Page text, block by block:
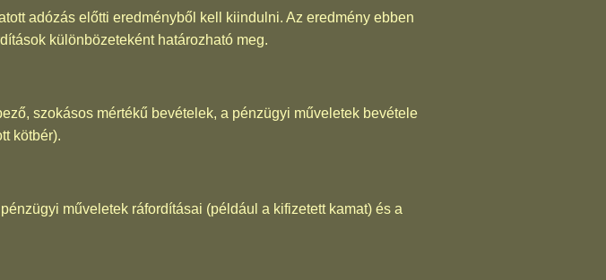
adózás előtti eredményből kell kiindulni. Az eredmény ebben
különbözeteként határozható meg.
szokásos mértékű bevételek, a pénzügyi műveletek bevétele
kötbér).
műveletek ráfordításai (például a kifizetett kamat) és a